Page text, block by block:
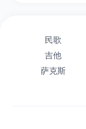
民歌
吉他
萨克斯